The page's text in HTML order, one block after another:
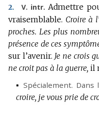
2. V. intr. Admettre
vraisemblable. Croire à
proches. Les plus
présence de ces
sur l’avenir. Je ne crois
ne croit pas à la guerre, il
▪Spécialement. Dans
croire, je vous prie de